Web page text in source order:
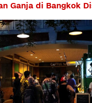
Ganja di Bangkok